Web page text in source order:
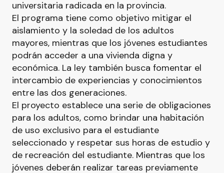
universitaria radicada en la provincia.
El programa tiene como objetivo mitigar el
aislamiento y la soledad de los adultos
mayores, mientras que los jóvenes estudiantes
podrán acceder a una vivienda digna y
económica. La ley también busca fomentar el
intercambio de experiencias y conocimientos
entre las dos generaciones.
El proyecto establece una serie de obligaciones
para los adultos, como brindar una habitación
de uso exclusivo para el estudiante
seleccionado y respetar sus horas de estudio y
de recreación del estudiante. Mientras que los
jóvenes deberán realizar tareas previamente